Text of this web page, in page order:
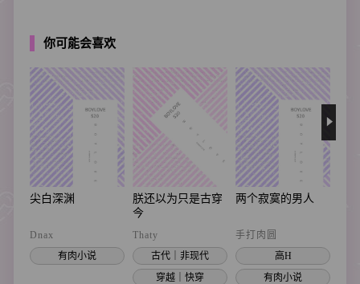
你可能会喜欢
尖白深渊
Dnax
有肉小说
朕还以为只是古穿
今
Thaty
古代｜非现代
穿越｜快穿
两个寂寞的男人
手打肉圆
高H
有肉小说